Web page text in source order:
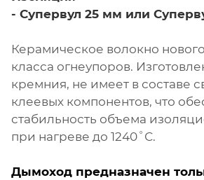
- Супервул 25 мм или
Керамическое волокно
класса огнеупоров.
кремния, не имеет в составе
клеевых компонентов, что
стабильность объема
при нагреве до 1240˚С.
Дымоход предназначен